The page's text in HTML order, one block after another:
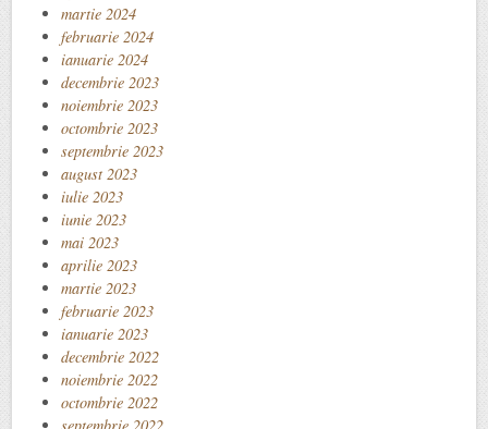
martie 2024
februarie 2024
ianuarie 2024
decembrie 2023
noiembrie 2023
octombrie 2023
septembrie 2023
august 2023
iulie 2023
iunie 2023
mai 2023
aprilie 2023
martie 2023
februarie 2023
ianuarie 2023
decembrie 2022
noiembrie 2022
octombrie 2022